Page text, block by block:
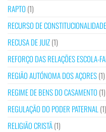
RAPTO (1)
RECURSO DE CONSTITUCIONALIDADE
RECUSA DE JUIZ(1)
REFORÇO DAS RELAÇÕES ESCOLA-
REGIÃO AUTÓNOMA DOS AÇORES(1)
REGIME DE BENS DO CASAMENTO (1)
REGULAÇÃO DO PODER PATERNAL (1)
RELIGIÃO CRISTÃ(1)